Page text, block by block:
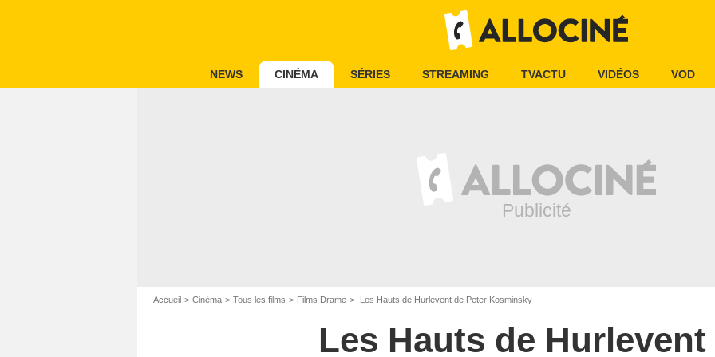
NEWS CINÉMA SÉRIES STREAMING TVACTU VIDÉOS VOD
Accueil Cinéma Tous les films Films Drame Les Hauts de Hurlevent de Peter Kosminsky
Les Hauts de Hurlevent